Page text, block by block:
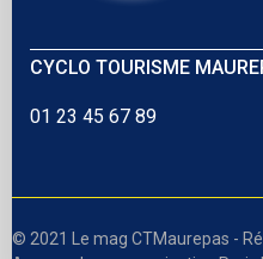
CYCLO TOURISME
01 23 45 67 89
© 2021 Le mag CTMaurepas -